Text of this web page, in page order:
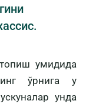
умидида
ўрнига у
унда